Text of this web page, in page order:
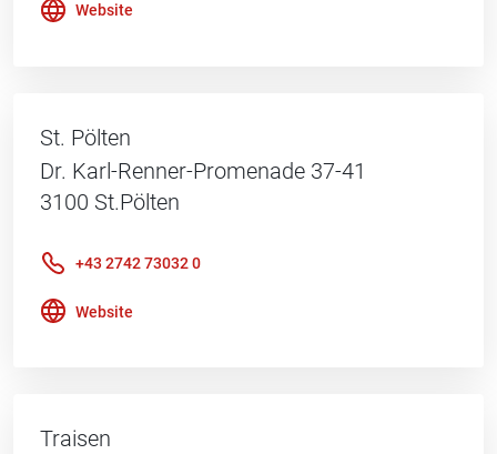
Website
St. Pölten
Dr. Karl-Renner-Promenade 37-41
3100 St.Pölten
+43 2742 73032 0
Website
Traisen